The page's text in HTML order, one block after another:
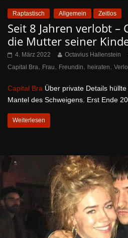
Raptastisch Allgemein Zeitlos
Seit 8 Jahren verlobt –
die Mutter seiner
4. März 2022 Octavius Hallenstein
Capital Bra, Frau, Freundin, heiraten,
Capital Bra Über private Details
Mantel des Schweigens. Erst Ende
Weiterlesen